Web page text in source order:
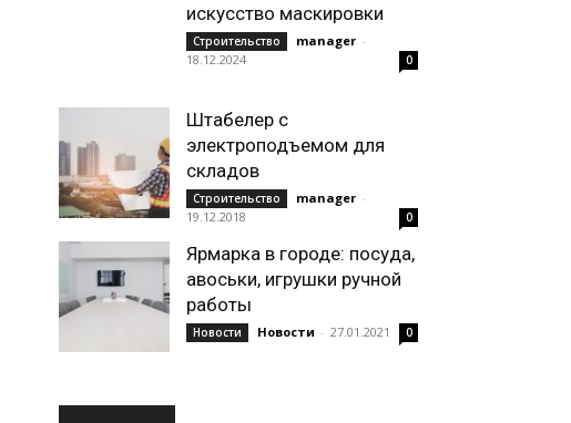
искусство маскировки
Строительство manager -
18.12.2024
0
Штабелер с
электроподъемом для
складов
Строительство manager -
19.12.2018
0
Ярмарка в городе: посуда,
авоськи, игрушки ручной
работы
Новости Новости - 27.01.2021 0